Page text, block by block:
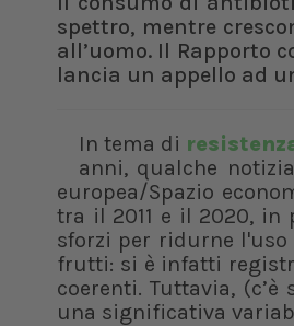
spettro, mentre
all’uomo. Il Rapporto
lancia un appello ad
In tema di
anni, qualche
europea/Spazio
tra il 2011 e il 2020, in
sforzi per ridurne
frutti: si è infatti
coerenti. Tuttavia,
una significativa